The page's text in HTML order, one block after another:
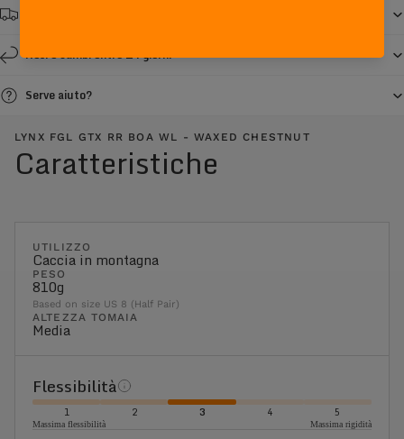
Resi e cambi entro 14 giorni
Serve aiuto?
LYNX FGL GTX RR BOA WL - WAXED CHESTNUT
Caratteristiche
UTILIZZO
Caccia in montagna
PESO
810g
Based on size US 8 (Half Pair)
ALTEZZA TOMAIA
Media
Flessibilità
1 2 3 4 5
Massima flessibilità Massima rigidità